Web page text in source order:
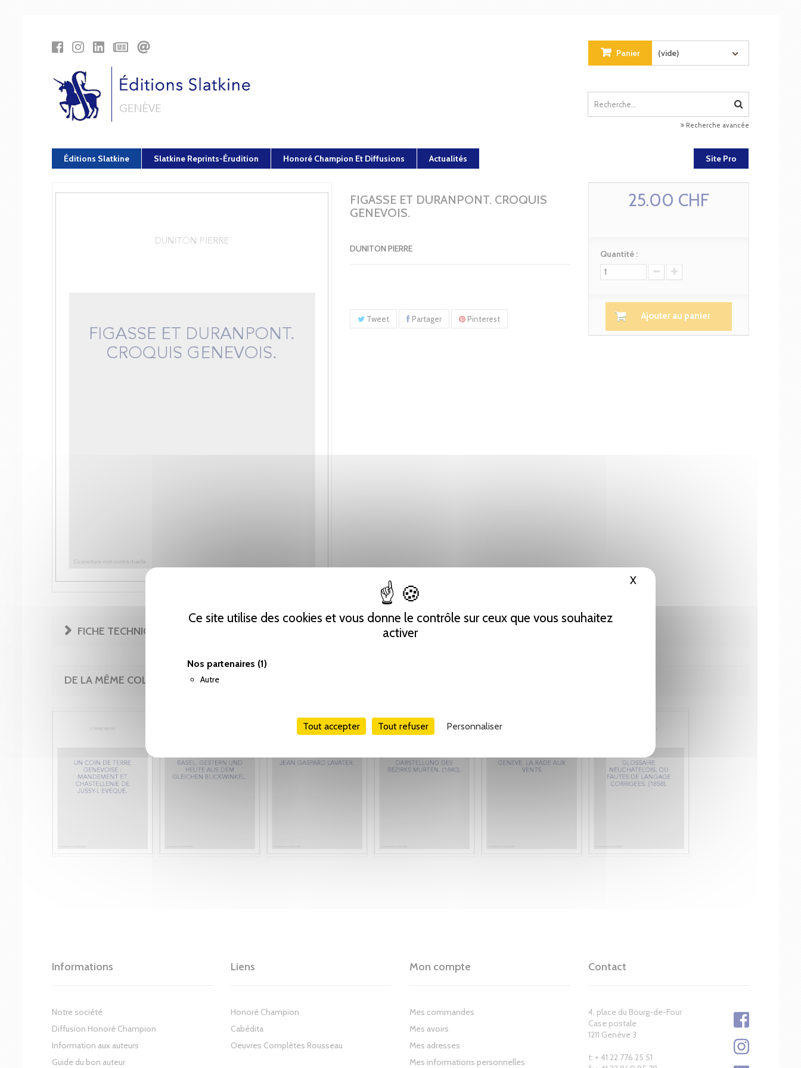
Ce site utilise des cookies et vous donne le contrôle sur ceux que vous souhaitez
activer
Nos partenaires (1)
Autre
Tout accepter Tout refuser Personnaliser
X Masquer le bandeau des cookies
Panier (vide)
Recherche avancée
Éditions Slatkine Slatkine Reprints-Érudition Honoré Champion Et Diffusions Actualités Site Pro
FIGASSE ET DURANPONT. CROQUIS
GENEVOIS.
DUNITON PIERRE
Tweet Partager Pinterest
25.00 CHF
Quantité :
Ajouter au panier
FICHE TECHNIQUE
DE LA MÊME COLLECTION
Informations
Notre société
Diffusion Honoré Champion
Information aux auteurs
Guide du bon auteur
Liens
Honoré Champion
Cabédita
Oeuvres Complètes Rousseau
Mon compte
Mes commandes
Mes avoirs
Mes adresses
Mes informations personnelles
Contact
4, place du Bourg-de-Four
Case postale
1211 Genève 3
t: + 41 22 776 25 51